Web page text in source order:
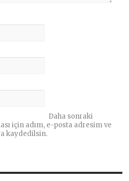
Daha sonraki
için adım, e-posta adresim ve
kaydedilsin.